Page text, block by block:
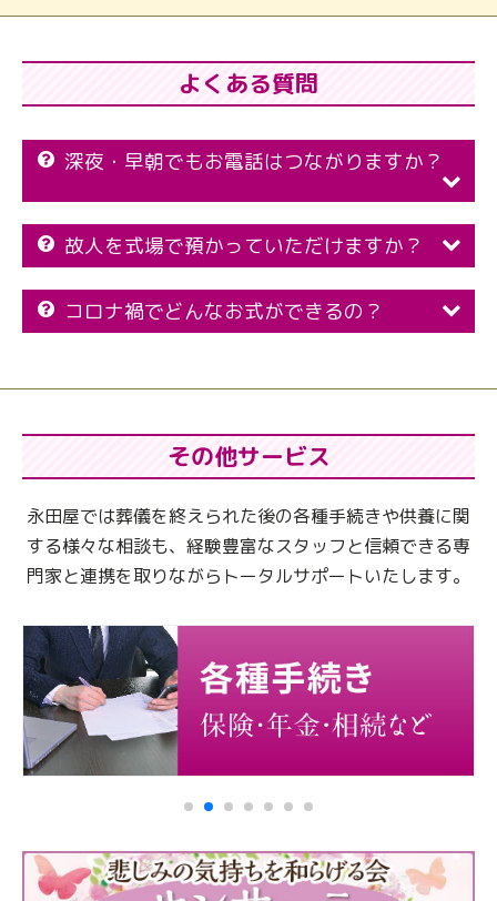
よくある質問
深夜・早朝でもお電話はつながりますか？
故人を式場で預かっていただけますか？
コロナ禍でどんなお式ができるの？
その他サービス
永田屋では葬儀を終えられた後の各種手続きや供養に関
する様々な相談も、 経験豊富なスタッフと信頼できる専
門家と連携を取りながらトータルサポートいたします。